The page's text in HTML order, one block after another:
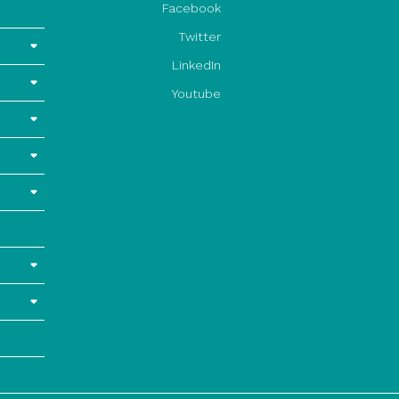
Facebook
Twitter
LinkedIn
Youtube